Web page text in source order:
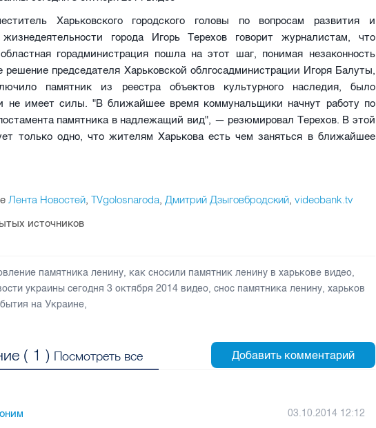
Харьковского городского головы по вопросам развития и
жизнедеятельности города Игорь Терехов говорит журналистам, что
горадминистрация пошла на этот шаг, понимая незаконность
решение председателя Харьковской облгосадминистрации Игоря Балуты,
памятник из реестра объектов культурного наследия, было
не имеет силы. "В ближайшее время коммунальщики начнут работу по
памятника в надлежащий вид", — резюмировал Терехов. В этой
только одно, что жителям Харькова есть чем заняться в ближайшее
Лента Новостей,TVgolosnaroda,Дмитрий Дзыговбродский,videobank.tv
источников
памятника ленину, как сносили памятник ленину в харькове видео,
украины сегодня 3 октября 2014 видео,снос памятника ленину,харьков
на Украине,
( 1 ) Посмотреть все
03.10.2014 12:12